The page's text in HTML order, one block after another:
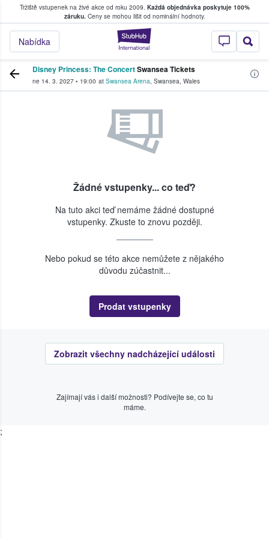
Tržiště vstupenek na živé akce od roku 2009. Každá objednávka poskytuje 100%
záruku.Ceny se mohou lišit od nominální hodnoty.
StubHub –
Nabídka
kde fanoušci kupují a prodávají vstupenky
Disney Princess: The ConcertSwansea Tickets
ne 14. 3. 2027 • 19:00 at Swansea Arena, Swansea, Wales
Žádné vstupenky... co teď?
Na tuto akci teď nemáme žádné dostupné
vstupenky. Zkuste to znovu později.
Nebo pokud se této akce nemůžete z nějakého
důvodu zúčastnit...
Prodat vstupenky
Zobrazit všechny nadcházející události
Zajímají vás i další možnosti? Podívejte se, co tu
máme.
;